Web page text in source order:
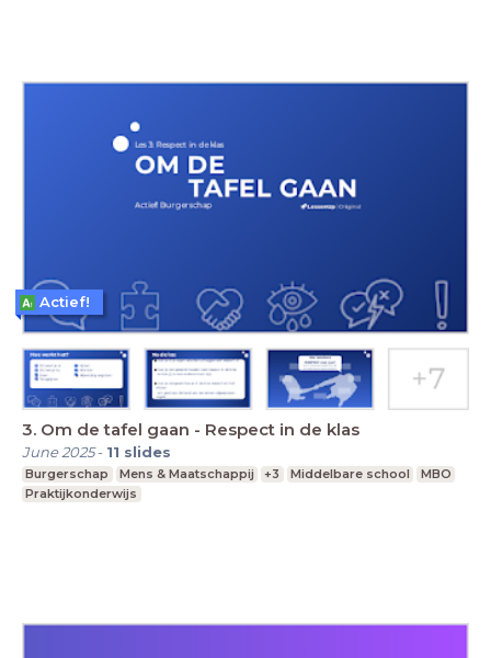
3. Om de tafel gaan - Respect in de klas
June 2025- 11 slides
Burgerschap Mens & Maatschappij +3 Middelbare school
MBO
Praktijkonderwijs
Actief!